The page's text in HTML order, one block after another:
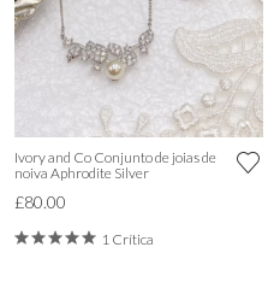
Ivory and Co Conjunto de joias de
noiva Aphrodite Silver
£80.00
1 Crítica